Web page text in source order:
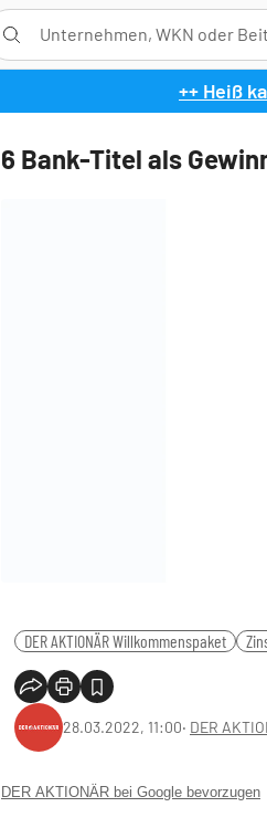
++ Heiß
6 Bank-Titel als
DER AKTIONÄR Willkommenspaket
28.03.2022, 11:00‧ DER
DER AKTIONÄR bei Google bevorzugen